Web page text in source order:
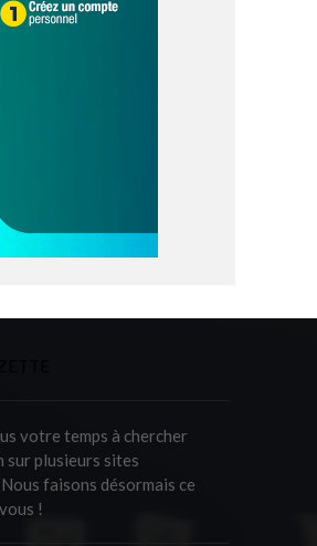
votre temps à chercher
sur plusieurs sites
faisons désormais ce
!